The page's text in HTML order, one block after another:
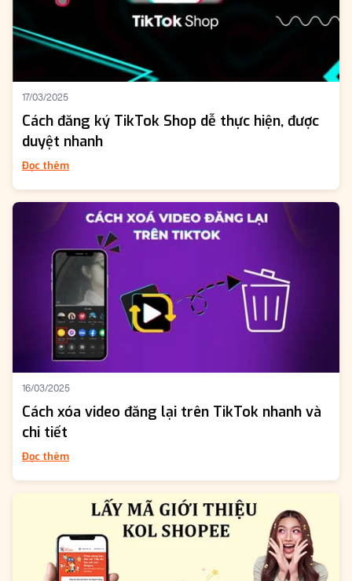
17/03/2025
Cách đăng ký TikTok Shop dễ thực hiện, được
duyệt nhanh
Đọc thêm
16/03/2025
Cách xóa video đăng lại trên TikTok nhanh và
chi tiết
Đọc thêm